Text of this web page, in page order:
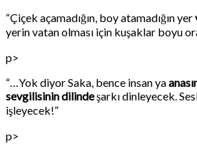
“Çiçek açamadığın, boy atamadığın yer
yerin vatan olması için kuşaklar boyu
p>
“…Yok diyor Saka, bence insan ya
sevgilisinin dilindeşarkı dinleyecek.
işleyecek!”
p>